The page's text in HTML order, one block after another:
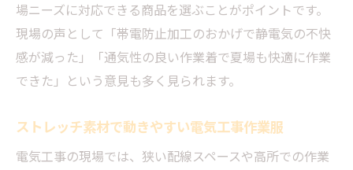
場ニーズに対応できる商品を選ぶことがポイントです。
現場の声として「帯電防止加工のおかげで静電気の不快
感が減った」「通気性の良い作業着で夏場も快適に作業
できた」という意見も多く見られます。
ストレッチ素材で動きやすい電気工事作業服
電気工事の現場では、狭い配線スペースや高所での作業